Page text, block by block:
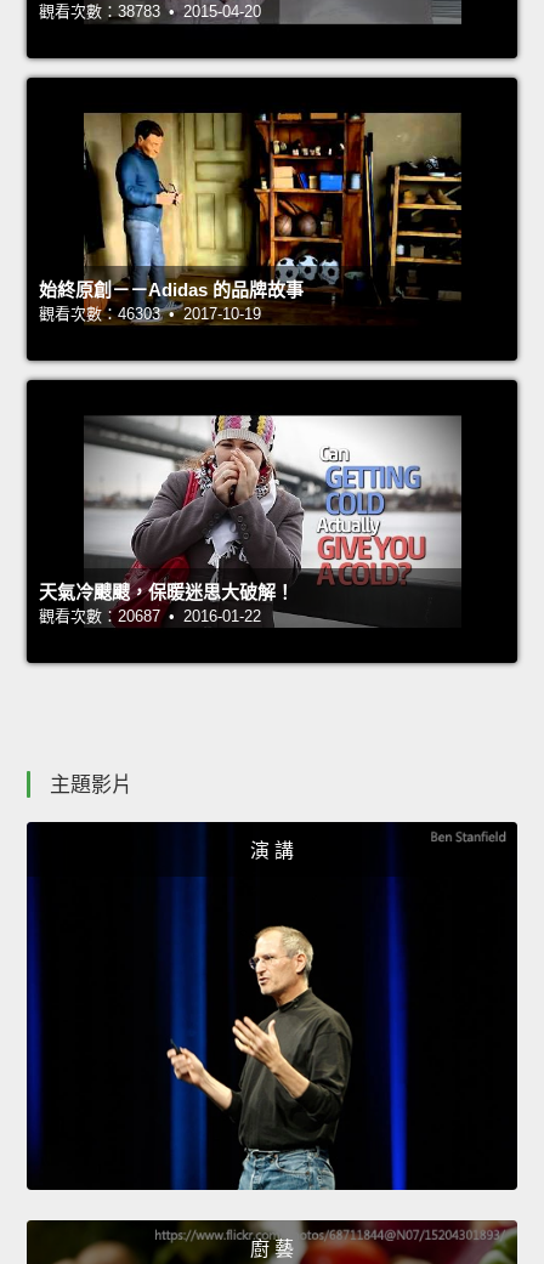
觀看次數：38783 • 2015-04-20
始終原創－－Adidas 的品牌故事
觀看次數：46303 • 2017-10-19
天氣冷颼颼，保暖迷思大破解！
觀看次數：20687 • 2016-01-22
主題影片
演 講
廚 藝